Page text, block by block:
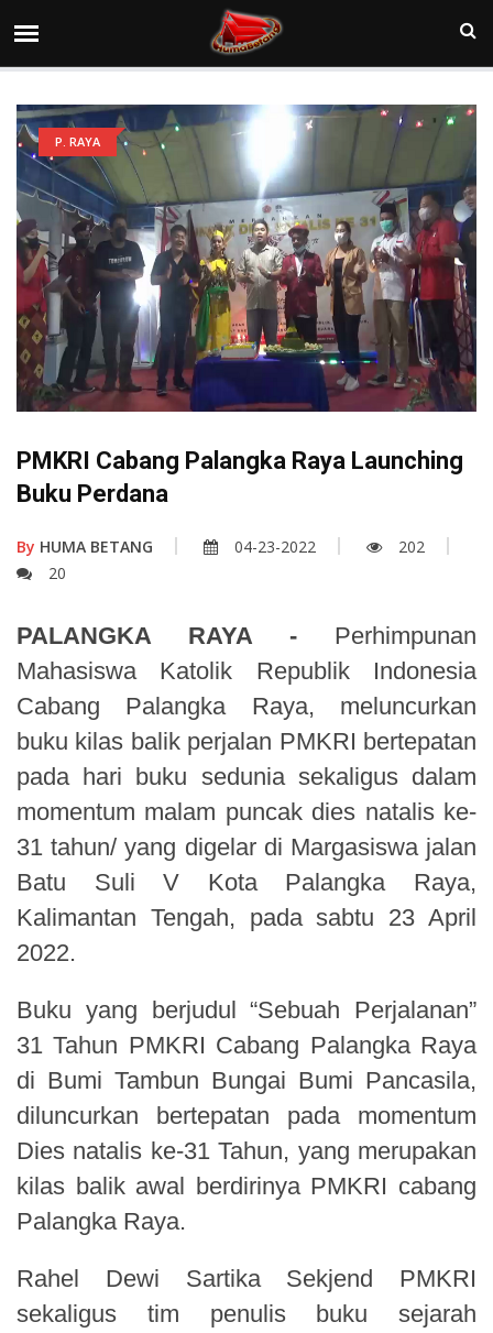
P. RAYA
PMKRI Cabang Palangka Raya Launching
Buku Perdana
By HUMA BETANG 04-23-2022
202
20
PALANGKA RAYA - Perhimpunan
Mahasiswa Katolik Republik Indonesia
Cabang Palangka Raya, meluncurkan
buku kilas balik perjalan PMKRI bertepatan
pada hari buku sedunia sekaligus dalam
momentum malam puncak dies natalis ke-
31 tahun/ yang digelar di Margasiswa jalan
Batu Suli V Kota Palangka Raya,
Kalimantan Tengah, pada sabtu 23 April
2022.
Buku yang berjudul “Sebuah Perjalanan”
31 Tahun PMKRI Cabang Palangka Raya
di Bumi Tambun Bungai Bumi Pancasila,
diluncurkan bertepatan pada momentum
Dies natalis ke-31 Tahun, yang merupakan
kilas balik awal berdirinya PMKRI cabang
Palangka Raya.
Rahel Dewi Sartika Sekjend PMKRI
sekaligus tim penulis buku sejarah